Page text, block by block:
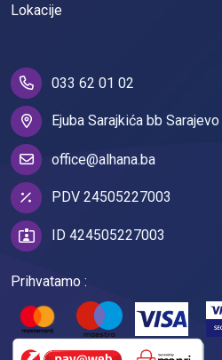
Lokacije
033 62 01 02
Ejuba Sarajkića bb Sarajevo
office@alhana.ba
PDV 24505227003
ID 424505227003
Prihvatamo :